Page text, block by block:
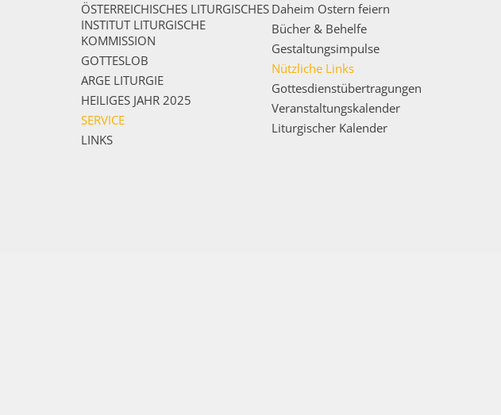
ÖSTERREICHISCHES LITURGISCHES
INSTITUT LITURGISCHE
KOMMISSION
GOTTESLOB
ARGE LITURGIE
HEILIGES JAHR 2025
SERVICE
Daheim Ostern feiern
Bücher & Behelfe
Gestaltungsimpulse
Nützliche Links
Gottesdienstübertragungen
Veranstaltungskalender
Liturgischer Kalender
LINKS